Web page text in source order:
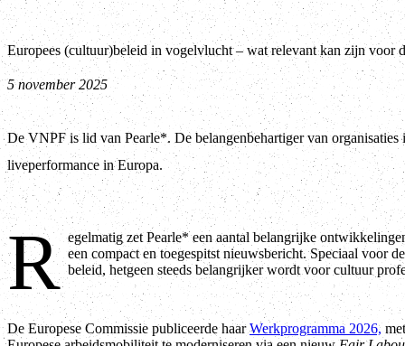
Europees (cultuur)beleid in vogelvlucht – wat relevant kan zijn voor
5 november 2025
De VNPF is lid van Pearle*. De belangenbehartiger van
liveperformance in Europa.
R egelmatig zet Pearle* een aantal belangrijke
een compact en toegespitst nieuwsbericht. Speciaal voor
beleid, hetgeen steeds belangrijker wordt voor cultuur
De Europese Commissie publiceerde haarWerkprogramma 2026,